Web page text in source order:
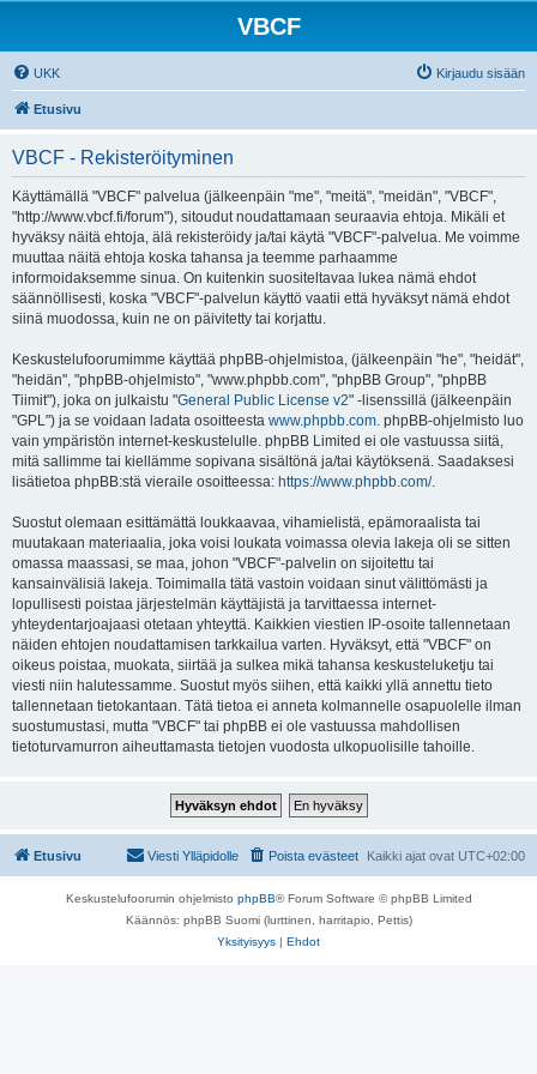
VBCF
UKK Kirjaudu sisään
Etusivu
VBCF - Rekisteröityminen
Käyttämällä "VBCF" palvelua (jälkeenpäin "me", "meitä", "meidän", "VBCF",
"http://www.vbcf.fi/forum"), sitoudut noudattamaan seuraavia ehtoja. Mikäli et
hyväksy näitä ehtoja, älä rekisteröidy ja/tai käytä "VBCF"-palvelua. Me voimme
muuttaa näitä ehtoja koska tahansa ja teemme parhaamme
informoidaksemme sinua. On kuitenkin suositeltavaa lukea nämä ehdot
säännöllisesti, koska "VBCF"-palvelun käyttö vaatii että hyväksyt nämä ehdot
siinä muodossa, kuin ne on päivitetty tai korjattu.
Keskustelufoorumimme käyttää phpBB-ohjelmistoa, (jälkeenpäin "he", "heidät",
"heidän", "phpBB-ohjelmisto", "www.phpbb.com", "phpBB Group", "phpBB
Tiimit"), joka on julkaistu "General Public License v2" -lisenssillä (jälkeenpäin
"GPL") ja se voidaan ladata osoitteesta www.phpbb.com. phpBB-ohjelmisto luo
vain ympäristön internet-keskustelulle. phpBB Limited ei ole vastuussa siitä,
mitä sallimme tai kiellämme sopivana sisältönä ja/tai käytöksenä. Saadaksesi
lisätietoa phpBB:stä vieraile osoitteessa: https://www.phpbb.com/.
Suostut olemaan esittämättä loukkaavaa, vihamielistä, epämoraalista tai
muutakaan materiaalia, joka voisi loukata voimassa olevia lakeja oli se sitten
omassa maassasi, se maa, johon "VBCF"-palvelin on sijoitettu tai
kansainvälisiä lakeja. Toimimalla tätä vastoin voidaan sinut välittömästi ja
lopullisesti poistaa järjestelmän käyttäjistä ja tarvittaessa internet-
yhteydentarjoajaasi otetaan yhteyttä. Kaikkien viestien IP-osoite tallennetaan
näiden ehtojen noudattamisen tarkkailua varten. Hyväksyt, että "VBCF" on
oikeus poistaa, muokata, siirtää ja sulkea mikä tahansa keskusteluketju tai
viesti niin halutessamme. Suostut myös siihen, että kaikki yllä annettu tieto
tallennetaan tietokantaan. Tätä tietoa ei anneta kolmannelle osapuolelle ilman
suostumustasi, mutta "VBCF" tai phpBB ei ole vastuussa mahdollisen
tietoturvamurron aiheuttamasta tietojen vuodosta ulkopuolisille tahoille.
Etusivu Kaikki ajat ovat UTC+02:00
Poista evästeet
Viesti Ylläpidolle
Keskustelufoorumin ohjelmisto phpBB® Forum Software © phpBB Limited
Käännös: phpBB Suomi (lurttinen, harritapio, Pettis)
Yksityisyys | Ehdot